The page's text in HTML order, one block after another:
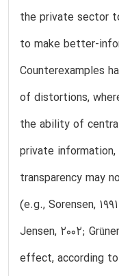
the private sector
to make better-
Counterexamples
of distortions,
the ability of
private
transparency may
(e.g., Sorensen,
Jensen, 2002;
effect, according